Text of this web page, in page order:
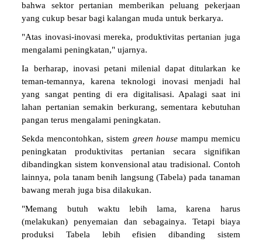
bahwa sektor pertanian memberikan peluang pekerjaan
yang cukup besar bagi kalangan muda untuk berkarya.
"Atas inovasi-inovasi mereka, produktivitas pertanian juga
mengalami peningkatan," ujarnya.
Ia berharap, inovasi petani milenial dapat ditularkan ke
teman-temannya, karena teknologi inovasi menjadi hal
yang sangat penting di era digitalisasi. Apalagi saat ini
lahan pertanian semakin berkurang, sementara kebutuhan
pangan terus mengalami peningkatan.
Sekda mencontohkan, sistem green housemampu memicu
peningkatan produktivitas pertanian secara signifikan
dibandingkan sistem konvensional atau tradisional. Contoh
lainnya, pola tanam benih langsung (Tabela) pada tanaman
bawang merah juga bisa dilakukan.
"Memang butuh waktu lebih lama, karena harus
(melakukan) penyemaian dan sebagainya. Tetapi biaya
produksi Tabela lebih efisien dibanding sistem